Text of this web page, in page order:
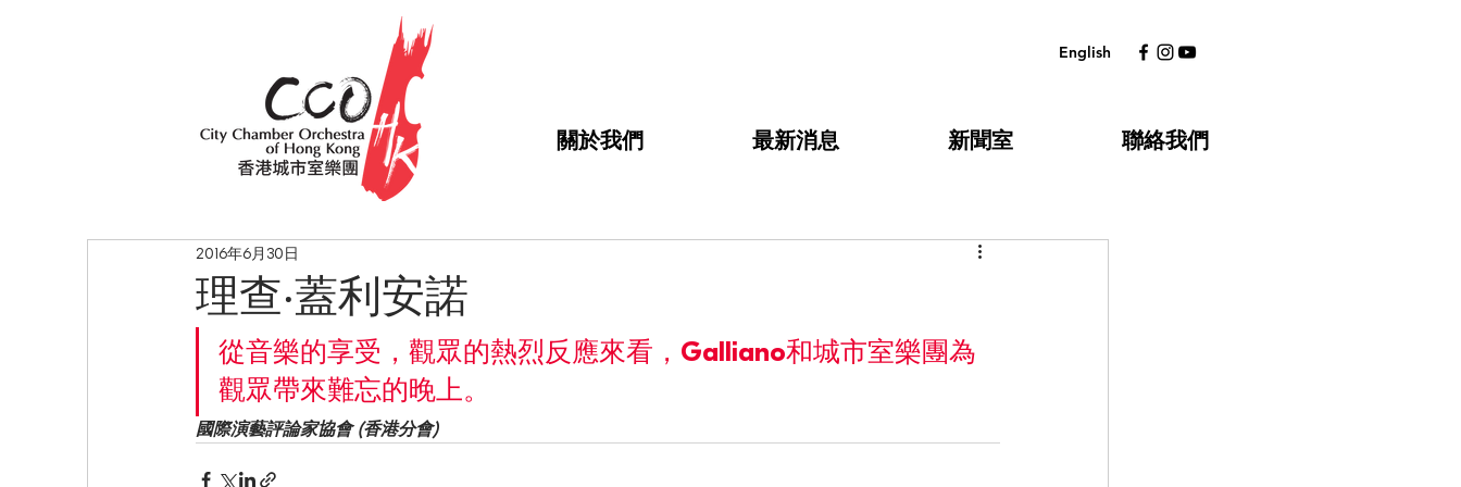
English
關於我們 最新消息 新聞室 聯絡我們
理查‧蓋利安諾
2016年6月30日
從音樂的享受，觀眾的熱烈反應來看，Galliano和城市室樂團為
觀眾帶來難忘的晚上。
國際演藝評論家協會 (香港分會)